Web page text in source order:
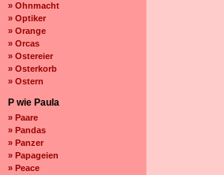
» Ohnmacht
» Optiker
» Orange
» Orcas
» Ostereier
» Osterkorb
» Ostern
P wie Paula
» Paare
» Pandas
» Panzer
» Papageien
» Peace